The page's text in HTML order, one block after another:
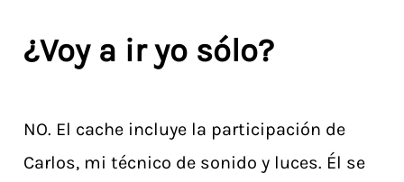
¿Voy a ir yo sólo?
NO. El cache incluye la participación de
Carlos, mi técnico de sonido y luces. Él se